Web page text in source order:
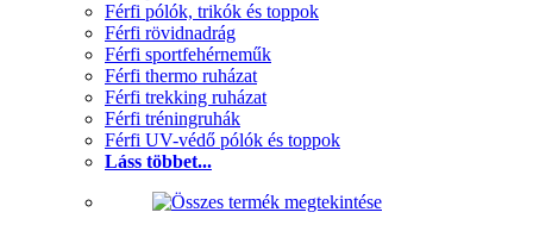
Férfi pólók, trikók és toppok
Férfi rövidnadrág
Férfi sportfehérneműk
Férfi thermo ruházat
Férfi trekking ruházat
Férfi tréningruhák
Férfi UV-védő pólók és toppok
Láss többet...